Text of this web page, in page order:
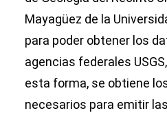
Mayagüez de la
para poder obtener los
agencias federales
esta forma, se obtiene
necesarios para emitir